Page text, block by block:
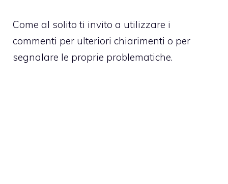
Come al solito ti invito a utilizzare i
commenti per ulteriori chiarimenti o per
segnalare le proprie problematiche.